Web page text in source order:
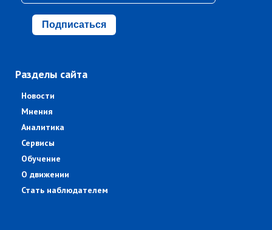
Подписаться
Разделы сайта
Новости
Мнения
Аналитика
Сервисы
Обучение
О движении
Стать наблюдателем